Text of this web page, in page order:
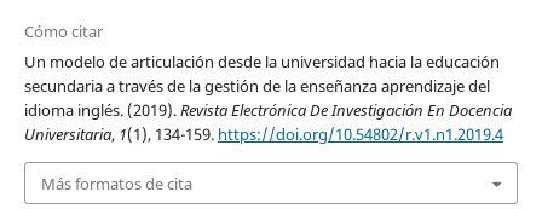
Cómo citar
Un modelo de articulación desde la universidad hacia la educación
secundaria a través de la gestión de la enseñanza aprendizaje del
idioma inglés. (2019).Revista Electrónica De Investigación En Docencia
Universitaria, 1(1), 134-159. https://doi.org/10.54802/r.v1.n1.2019.4
Más formatos de cita